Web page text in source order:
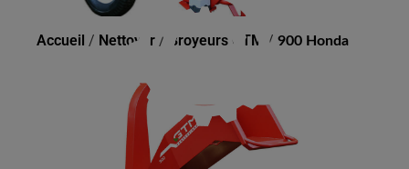
Accueil / Nettoyer / Broyeurs GTM / 900 Honda